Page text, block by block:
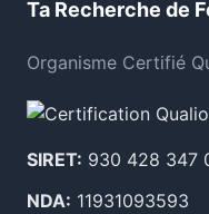
Ta Recherche de
Organisme Certifié
SIRET: 930 428 347
NDA: 11931093593